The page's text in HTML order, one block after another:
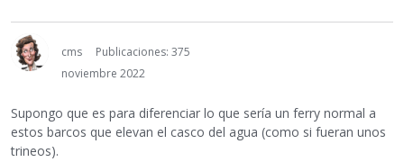
cms
Publicaciones: 375
noviembre 2022
Supongo que es para diferenciar lo que sería un ferry normal a
estos barcos que elevan el casco del agua (como si fueran unos
trineos).